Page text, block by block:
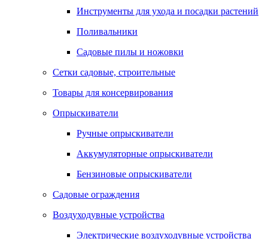
Инструменты для ухода и посадки растений
Поливальники
Садовые пилы и ножовки
Сетки садовые, строительные
Товары для консервирования
Опрыскиватели
Ручные опрыскиватели
Аккумуляторные опрыскиватели
Бензиновые опрыскиватели
Садовые ограждения
Воздуходувные устройства
Электрические воздуходувные устройства